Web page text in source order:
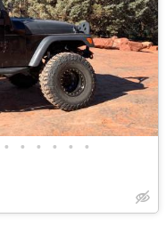
• • • • • •